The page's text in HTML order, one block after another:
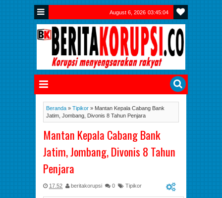
August 6, 2026 03:45:05
Beranda » Tipikor » Mantan Kepala Cabang Bank
Jatim, Jombang, Divonis 8 Tahun Penjara
Mantan Kepala Cabang Bank
Jatim, Jombang, Divonis 8 Tahun
Penjara
17.52 beritakorupsi 0 Tipikor